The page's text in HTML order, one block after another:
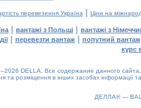
перевезення Україна | Ціни на
| вантажі з Польщі | вантажі з
| перевезти вантаж| попутний вантаж
курс
DELLA. Все содержание данного
та розміщення в інших засобах інформації
ДЕЛЛА® —